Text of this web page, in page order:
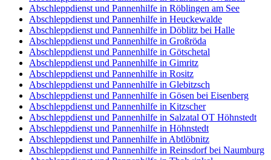
Abschleppdienst und Pannenhilfe in Röblingen am See
Abschleppdienst und Pannenhilfe in Heuckewalde
Abschleppdienst und Pannenhilfe in Döblitz bei Halle
Abschleppdienst und Pannenhilfe in Großröda
Abschleppdienst und Pannenhilfe in Götschetal
Abschleppdienst und Pannenhilfe in Gimritz
Abschleppdienst und Pannenhilfe in Rositz
Abschleppdienst und Pannenhilfe in Glebitzsch
Abschleppdienst und Pannenhilfe in Gösen bei Eisenberg
Abschleppdienst und Pannenhilfe in Kitzscher
Abschleppdienst und Pannenhilfe in Salzatal OT Höhnstedt
Abschleppdienst und Pannenhilfe in Höhnstedt
Abschleppdienst und Pannenhilfe in Abtlöbnitz
Abschleppdienst und Pannenhilfe in Reinsdorf bei Naumburg